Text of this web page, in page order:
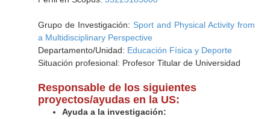
Grupo de Investigación: Sport and Physical Activity from
a Multidisciplinary Perspective
Departamento/Unidad: Educación Física y Deporte
Situación profesional: Profesor Titular de Universidad
Responsable de los siguientes
proyectos/ayudas en la US:
Ayuda a la investigación: